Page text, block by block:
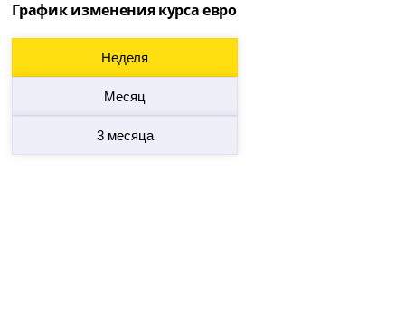
График изменения курса евро
Неделя
Месяц
3 месяца